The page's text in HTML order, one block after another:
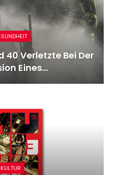
40 Verletzte Bei Der
Eines…
KULTUR